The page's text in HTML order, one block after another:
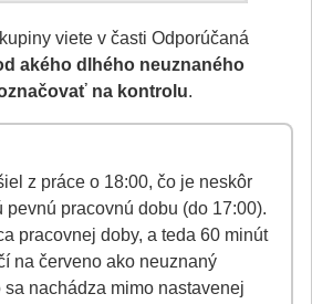
viete v časti Odporúčaná
akého dlhého neuznaného
na kontrolu.
z práce o 18:00, čo je neskôr
pevnú pracovnú dobu (do 17:00).
pracovnej doby, a teda 60 minút
na červeno ako neuznaný
nachádza mimo nastavenej